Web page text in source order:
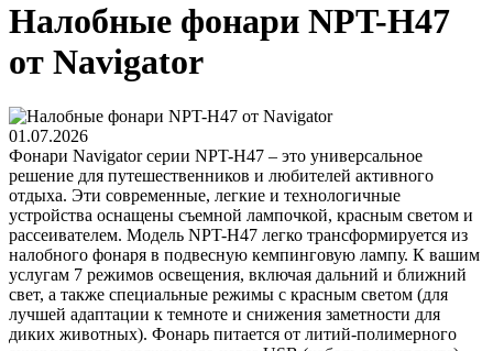
Налобные фонари NPT-H47
от Navigator
01.07.2026
Фонари Navigator серии NPT-H47 – это универсальное
решение для путешественников и любителей активного
отдыха. Эти современные, легкие и технологичные
устройства оснащены съемной лампочкой, красным светом и
рассеивателем. Модель NPT-H47 легко трансформируется из
налобного фонаря в подвесную кемпинговую лампу. К вашим
услугам 7 режимов освещения, включая дальний и ближний
свет, а также специальные режимы с красным светом (для
лучшей адаптации к темноте и снижения заметности для
диких животных). Фонарь питается от литий-полимерного